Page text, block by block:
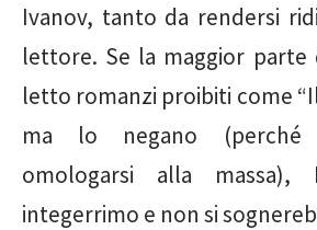
Ivanov, tanto da rendersi
lettore. Se la maggior parte
letto romanzi proibiti come
ma lo negano (perché
omologarsi alla
integerrimo e non si